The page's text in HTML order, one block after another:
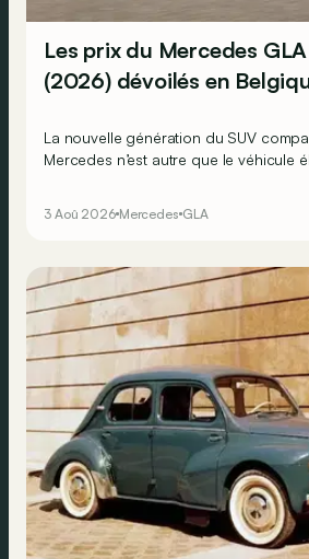
Les prix du Mercedes
(2026) dévoilés en
La nouvelle génération du SUV
Mercedes n’est autre que le véhicule
3 Aoû 2026 Mercedes GLA